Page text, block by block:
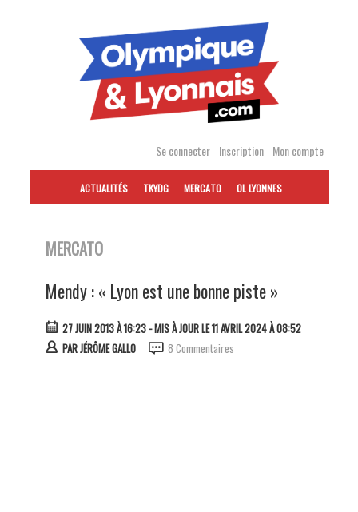
Se connecter Inscription Mon compte
ACTUALITÉS TKYDG MERCATO OL LYONNES
MERCATO
Mendy : « Lyon est une bonne piste »
27 JUIN 2013 À 16:23- MIS À JOUR LE 11 AVRIL 2024 À 08:52
PARJÉRÔME GALLO 8 Commentaires